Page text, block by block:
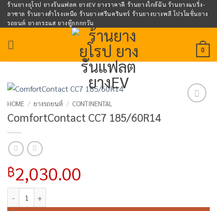
Skip
content
ร้านยางยุโรป ยางรันแฟลต ยางEV ยางราคาดี ร้านยางใกล้ฉัน ร้านยางแบริ่ง-
ลาซาล ร้านยางสำโรงเหนือ ร้านยางศรีนครินทร์ ร้านยางบางพลี โปรโมชั่นยาง
รถยนต์ ยางกระแส ยางทู๊กกกกวัน
0
HOME / ยางรถยนต์ / CONTINENTAL
ComfortContact CC7 185/60R14
฿2,030.00